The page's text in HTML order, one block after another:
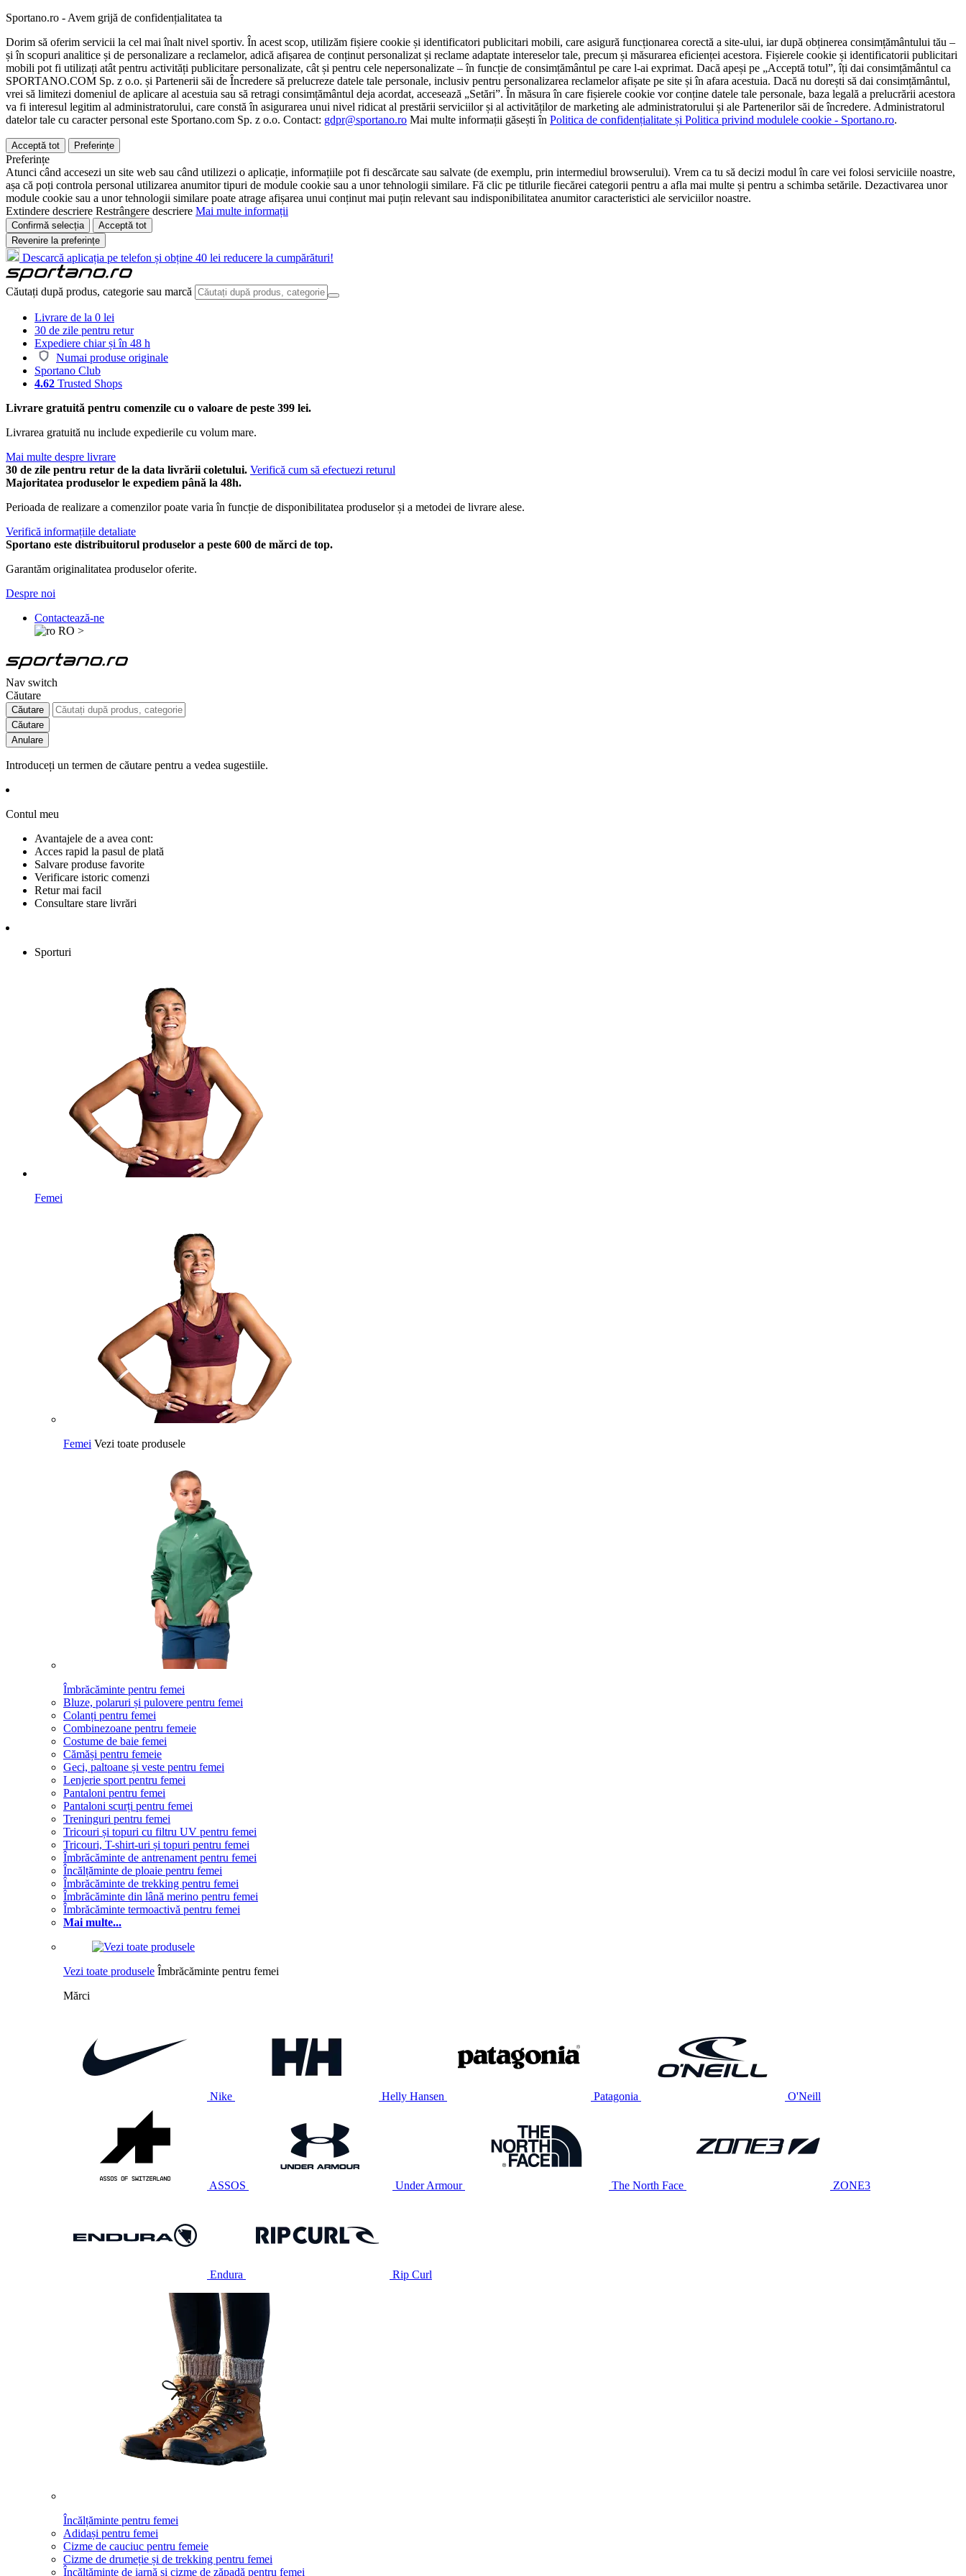
Sportano.ro - Avem grijă de confidențialitatea ta
Dorim să oferim servicii la cel mai înalt nivel sportiv. În acest scop, utilizăm fișiere cookie și identificatori publicitari mobili, care asigură funcționarea corectă a site-ului, iar după obținerea consimțământului tău –
și în scopuri analitice și de personalizare a reclamelor, adică afișarea de conținut personalizat și reclame adaptate intereselor tale, precum și măsurarea eficienței acestora. Fișierele cookie și identificatorii publicitari
mobili pot fi utilizați atât pentru activități publicitare personalizate, cât și pentru cele nepersonalizate – în funcție de consimțământul pe care l-ai exprimat. Dacă apeși pe „Acceptă totul”, îți dai consimțământul ca
SPORTANO.COM Sp. z o.o. și Partenerii săi de Încredere să prelucreze datele tale personale, inclusiv pentru personalizarea reclamelor afișate pe site și în afara acestuia. Dacă nu dorești să dai consimțământul,
vrei să limitezi domeniul de aplicare al acestuia sau să retragi consimțământul deja acordat, accesează „Setări”. În măsura în care fișierele cookie vor conține datele tale personale, baza legală a prelucrării acestora
va fi interesul legitim al administratorului, care constă în asigurarea unui nivel ridicat al prestării serviciilor și al activităților de marketing ale administratorului și ale Partenerilor săi de încredere. Administratorul
datelor tale cu caracter personal este Sportano.com Sp. z o.o. Contact: gdpr@sportano.ro Mai multe informații găsești în Politica de confidențialitate și Politica privind modulele cookie - Sportano.ro.
Acceptă tot Preferințe
Preferințe
Atunci când accesezi un site web sau când utilizezi o aplicație, informațiile pot fi descărcate sau salvate (de exemplu, prin intermediul browserului). Vrem ca tu să decizi modul în care vei folosi serviciile noastre,
așa că poți controla personal utilizarea anumitor tipuri de module cookie sau a unor tehnologii similare. Fă clic pe titlurile fiecărei categorii pentru a afla mai multe și pentru a schimba setările. Dezactivarea unor
module cookie sau a unor tehnologii similare poate atrage afișarea unui conținut mai puțin relevant sau indisponibilitatea anumitor caracteristici ale serviciilor noastre.
Extindere descriere Restrângere descriere Mai multe informații
Confirmă selecția
Acceptă tot
Revenire la preferințe
Descarcă aplicația pe telefon și obține 40 lei reducere la cumpărături!
Căutați după produs, categorie sau marcă
Livrare de la 0 lei
30 de zile pentru retur
Expediere chiar și în 48 h
Numai produse originale
Sportano Club
4.62 Trusted Shops
Livrare gratuită pentru comenzile cu o valoare de peste 399 lei.
Livrarea gratuită nu include expedierile cu volum mare.
Mai multe despre livrare
30 de zile pentru retur de la data livrării coletului. Verifică cum să efectuezi returul
Majoritatea produselor le expediem până la 48h.
Perioada de realizare a comenzilor poate varia în funcție de disponibilitatea produselor și a metodei de livrare alese.
Verifică informațiile detaliate
Sportano este distribuitorul produselor a peste 600 de mărci de top.
Garantăm originalitatea produselor oferite.
Despre noi
Contactează-ne
RO >
Nav switch
Căutare
Căutare
Căutare
Anulare
Introduceți un termen de căutare pentru a vedea sugestiile.
Contul meu
Avantajele de a avea cont:
Acces rapid la pasul de plată
Salvare produse favorite
Verificare istoric comenzi
Retur mai facil
Consultare stare livrări
Sporturi
Femei
Femei Vezi toate produsele
Îmbrăcăminte pentru femei
Bluze, polaruri și pulovere pentru femei
Colanți pentru femei
Combinezoane pentru femeie
Costume de baie femei
Cămăși pentru femeie
Geci, paltoane și veste pentru femei
Lenjerie sport pentru femei
Pantaloni pentru femei
Pantaloni scurți pentru femei
Treninguri pentru femei
Tricouri și topuri cu filtru UV pentru femei
Tricouri, T-shirt-uri și topuri pentru femei
Îmbrăcăminte de antrenament pentru femei
Încălțăminte de ploaie pentru femei
Îmbrăcăminte de trekking pentru femei
Îmbrăcăminte din lână merino pentru femei
Îmbrăcăminte termoactivă pentru femei
Mai multe...
Vezi toate produsele Îmbrăcăminte pentru femei
Mărci
Nike Helly Hansen Patagonia O'Neill
ASSOS Under Armour The North Face ZONE3
Endura Rip Curl
Încălțăminte pentru femei
Adidași pentru femei
Cizme de cauciuc pentru femeie
Cizme de drumeție și de trekking pentru femei
Încălțăminte de iarnă și cizme de zăpadă pentru femei